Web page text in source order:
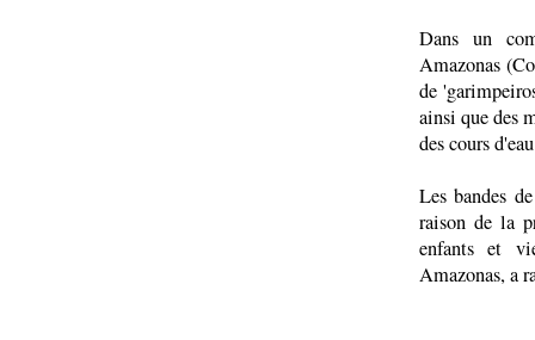
Dans un
Amazonas
de
ainsi que des
des cours
Les bandes
raison de la
enfants et
Amazonas, a